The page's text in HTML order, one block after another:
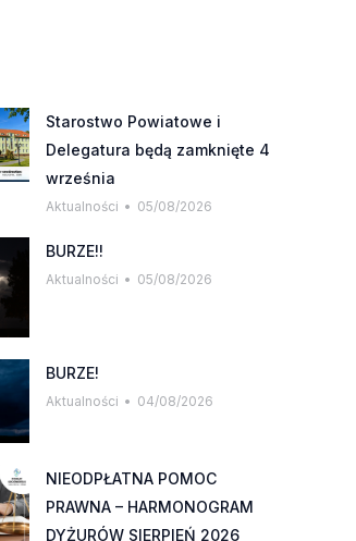
Starostwo Powiatowe i
Delegatura będą zamknięte 4
września
Aktualności 05/08/2026
BURZE!!
Aktualności 05/08/2026
BURZE!
Aktualności 04/08/2026
NIEODPŁATNA POMOC
PRAWNA – HARMONOGRAM
DYŻURÓW SIERPIEŃ 2026